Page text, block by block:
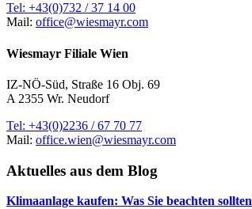
Tel: +43(0)732 / 37 14 00
Mail: office@wiesmayr.com
Wiesmayr Filiale Wien
IZ-NÖ-Süd, Straße 16 Obj. 69
A 2355 Wr. Neudorf
Tel: +43(0)2236 / 67 70 77
Mail: office.wien@wiesmayr.com
Aktuelles aus dem Blog
Klimaanlage kaufen: Was Sie beachten sollten